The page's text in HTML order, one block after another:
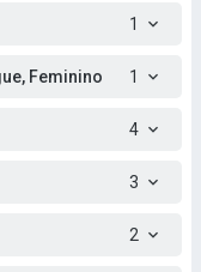
1
Feminino 1
4
3
2